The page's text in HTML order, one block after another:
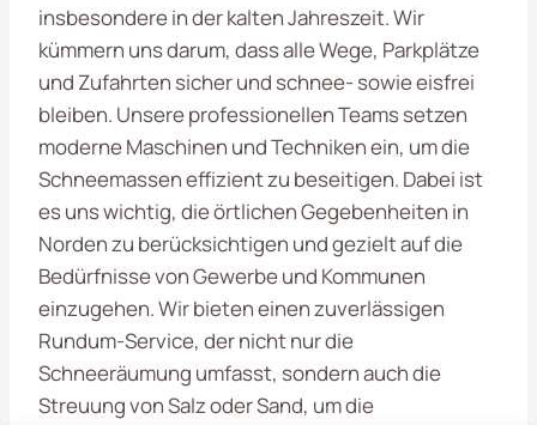
insbesondere in der kalten Jahreszeit. Wir
kümmern uns darum, dass alle Wege, Parkplätze
und Zufahrten sicher und schnee- sowie eisfrei
bleiben. Unsere professionellen Teams setzen
moderne Maschinen und Techniken ein, um die
Schneemassen effizient zu beseitigen. Dabei ist
es uns wichtig, die örtlichen Gegebenheiten in
Norden zu berücksichtigen und gezielt auf die
Bedürfnisse von Gewerbe und Kommunen
einzugehen. Wir bieten einen zuverlässigen
Rundum-Service, der nicht nur die
Schneeräumung umfasst, sondern auch die
Streuung von Salz oder Sand, um die